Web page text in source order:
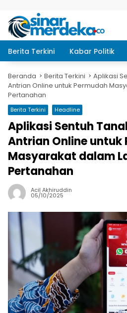
Berita Terkini Kabar Politik
Beranda Berita Terkini
Aplikasi
Antrian Online untuk Permudah
Pertanahan
Berita Terkini Headline
Aplikasi Sentuh
Antrian Online untuk
Masyarakat dalam
Pertanahan
Acil Akhiruddin
05/10/2025